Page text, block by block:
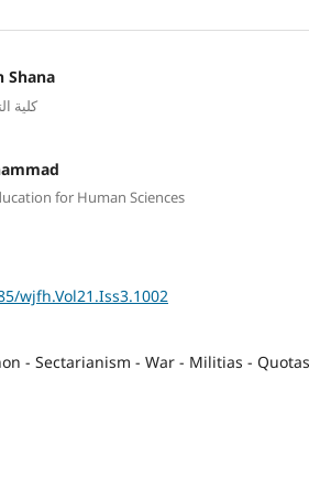
Shana
;كلية
for Human Sciences
wjfh.Vol21.Iss3.1002
- Sectarianism - War - Militias - Quotas